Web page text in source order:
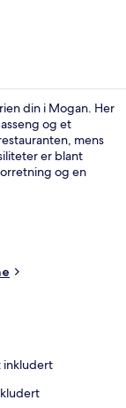
din i Mogan. Her
og et
mens
er blant
og en
inkludert